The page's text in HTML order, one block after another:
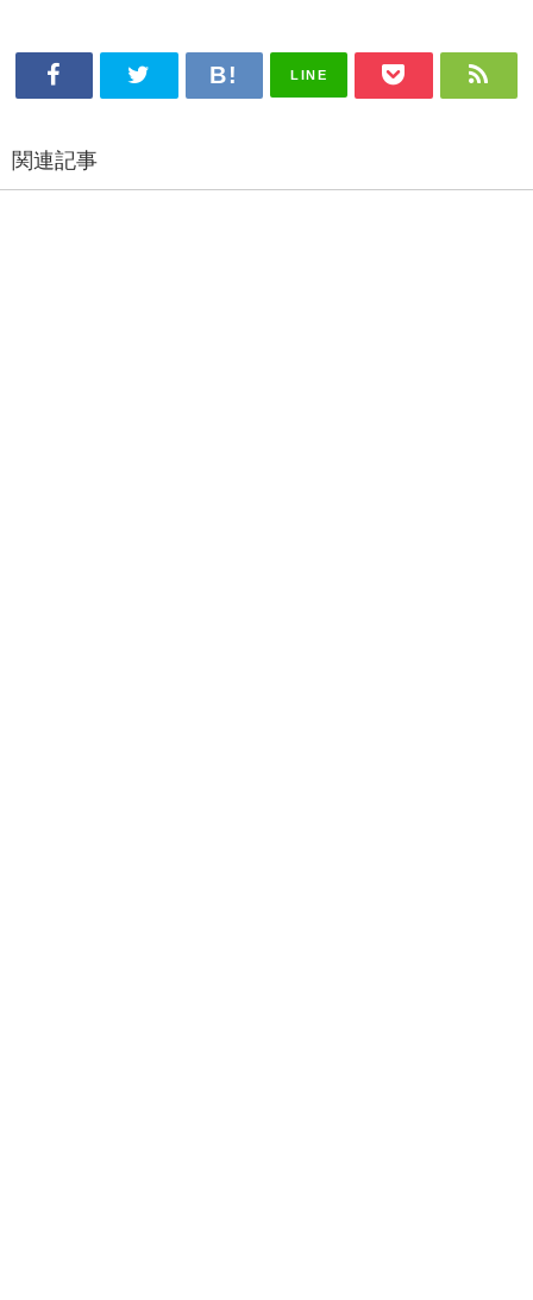
LINE
関連記事